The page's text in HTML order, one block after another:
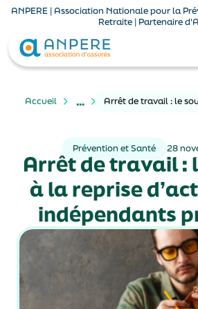
ANPERE | Association Nationale pour la
Retraite | Partenaire
Accueil ...
Prévention et Santé 28
Arrêt de travail :
à la reprise
indépendants